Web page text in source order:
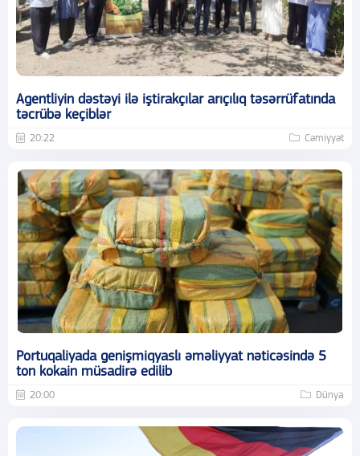
Agentliyin dəstəyi ilə iştirakçılar arıçılıq təsərrüfatında
təcrübə keçiblər
20:22 Cəmiyyət
Portuqaliyada genişmiqyaslı əməliyyat nəticəsində 5
ton kokain müsadirə edilib
20:00 Dünya